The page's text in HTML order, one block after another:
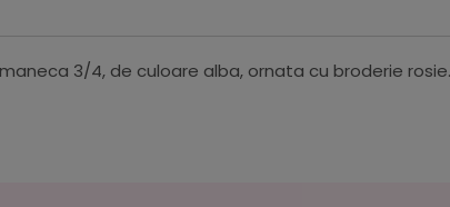
3/4, de culoare alba, ornata cu broderie rosie.